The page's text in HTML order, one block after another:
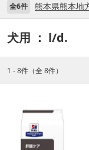
全6件
犬用 ： l/d.
1 - 8件（全 8件）